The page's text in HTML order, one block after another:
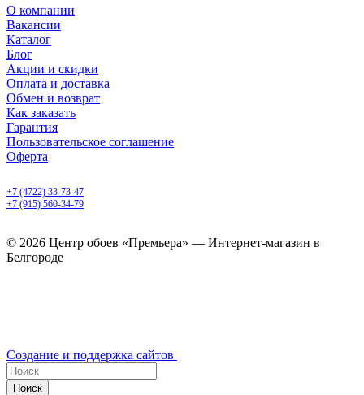
О компании
Вакансии
Каталог
Блог
Акции и скидки
Оплата и доставка
Обмен и возврат
Как заказать
Гарантия
Пользовательское соглашение
Оферта
+7 (4722) 33-73-47
+7 (915) 560-34-79
© 2026 Центр обоев «Премьера» — Интернет-магазин в
Белгороде
Создание и поддержка сайтов
Поиск